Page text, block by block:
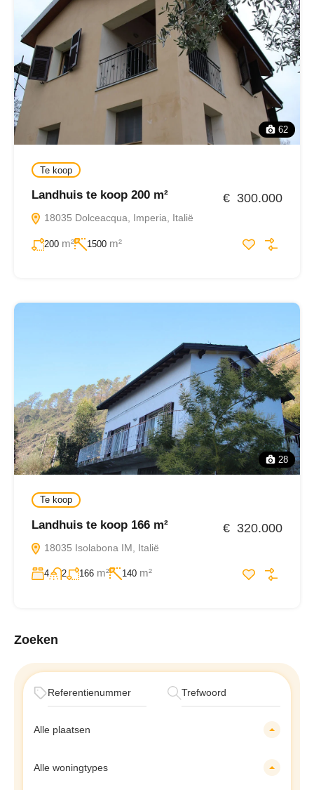
62
Te koop
Landhuis te koop 200 m²
18035 Dolceacqua, Imperia, Italië
€ 300.000
200 m² 1500 m²
28
Te koop
Landhuis te koop 166 m²
18035 Isolabona IM, Italië
€ 320.000
4 2 166 m² 140 m²
Zoeken
Alle plaatsen
Alle woningtypes